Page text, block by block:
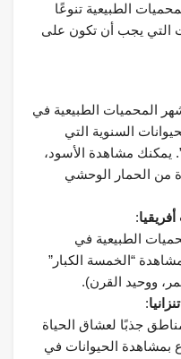
الطبيعية تنوعًا
التي يجب أن تكون على
المحميات الطبيعية في
السنوية التي
يمكنك مشاهدة الأسود،
من الحمار الوحشي
:
الطبيعية في
“الخمسة الكبار”
ووحيد القرن).
:
جذبًا لعشاق الحياة
بمشاهدة الحيوانات في